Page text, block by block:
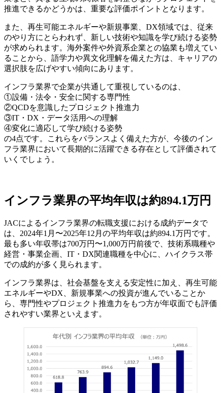
推進できるかどうかは、重要な評価ポイントとなります。
また、再生可能エネルギーや新規事業、DX領域では、従来
のやり方にとらわれず、新しい技術や知識を学び続ける姿勢
が求められます。海外案件や外資系企業との協業も増えてい
ることから、語学力や異文化理解を備えた方は、キャリアの
選択肢を広げやすい傾向にあります。
インフラ業界で企業が共通して重視しているのは、
①設備・法令・安全に関する専門性
②QCDを意識したプロジェクト推進力
③IT・DX・データ活用への理解
④変化に適応して学び続ける姿勢
の4点です。これらをバランスよく備えた方が、今後のイン
フラ業界において長期的に活躍できる存在として評価されて
いくでしょう。
インフラ業界の平均年収は約894.1万円
JACによるインフラ業界の転職支援における成約データで
は、2024年1月〜2025年12月の平均年収は約894.1万円です。
最も多い年収帯は700万円〜1,000万円前後で、技術系職種や
経営・事業企画、IT・DX関連職種を中心に、ハイクラス帯
での成約が多く見られます。
インフラ業界は、社会基盤を支える安定性に加え、再生可能
エネルギーやDX、新規事業への投資が進んでいることか
ら、専門性やプロジェクト推進力をもつ方が年収面でも評価
されやすい業界といえます。